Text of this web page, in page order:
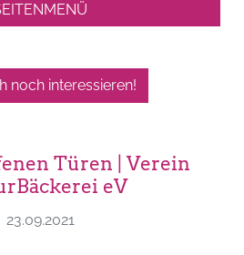
noch interessieren!
Türen | Verein
eV
23.09.2021